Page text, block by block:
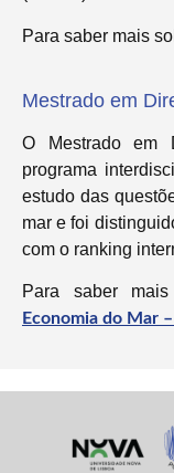
Para saber mais
Mestrado em
O Mestrado em
programa
estudo das
mar e foi
com o ranking
Para saber
Economia do Mar